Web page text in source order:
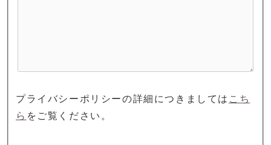
プライバシーポリシーの詳細につきましては こち
ら をご覧ください。